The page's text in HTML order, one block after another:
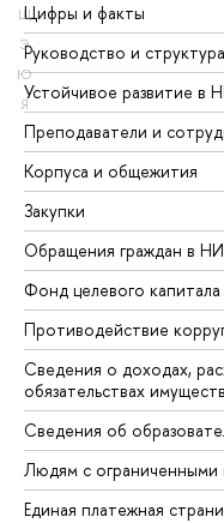
Щ
Э
Ю
Я
Цифры и факты
Руководство и структура
Устойчивое развитие в
Преподаватели и
Корпуса и общежития
Закупки
Обращения граждан в
Фонд целевого капитала
Противодействие
Сведения о доходах,
обязательствах
Сведения об
Людям с ограниченными
Единая платежная